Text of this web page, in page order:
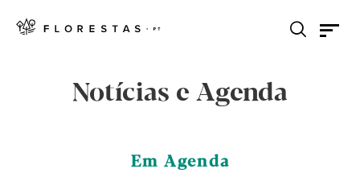
Notícias e Agenda
Em Agenda